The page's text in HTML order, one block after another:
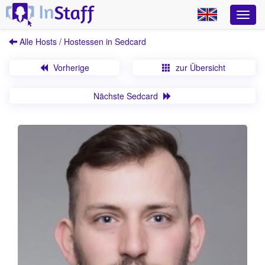
Alle Hosts / Hostessen in Sedcard
Vorherige zur Übersicht
Nächste Sedcard